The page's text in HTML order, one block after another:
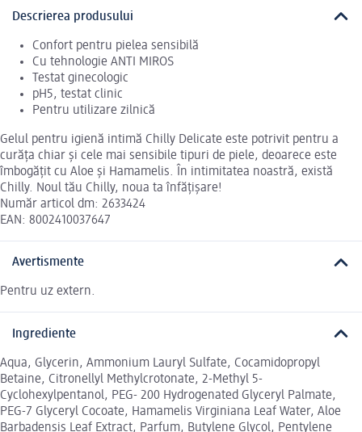
Descrierea produsului
Confort pentru pielea sensibilă
Cu tehnologie ANTI MIROS
Testat ginecologic
pH5, testat clinic
Pentru utilizare zilnică
Gelul pentru igienă intimă Chilly Delicate este potrivit pentru a
curăța chiar și cele mai sensibile tipuri de piele, deoarece este
îmbogățit cu Aloe și Hamamelis. În intimitatea noastră, există
Chilly. Noul tău Chilly, noua ta înfățișare!
Număr articol dm: 2633424
EAN: 8002410037647
Avertismente
Pentru uz extern.
Ingrediente
Aqua, Glycerin, Ammonium Lauryl Sulfate, Cocamidopropyl
Betaine, Citronellyl Methylcrotonate, 2-Methyl 5-
Cyclohexylpentanol, PEG- 200 Hydrogenated Glyceryl Palmate,
PEG-7 Glyceryl Cocoate, Hamamelis Virginiana Leaf Water, Aloe
Barbadensis Leaf Extract, Parfum, Butylene Glycol, Pentylene